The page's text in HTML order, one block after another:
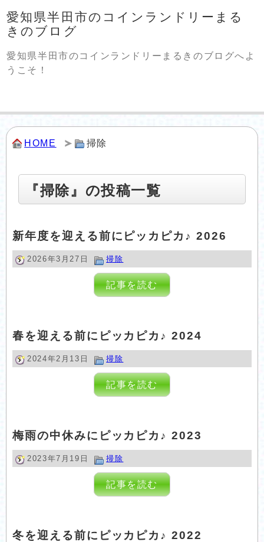
愛知県半田市のコインランドリーまる
きのブログ
愛知県半田市のコインランドリーまるきのブログへよ
うこそ！
HOME 掃除
『掃除』の投稿一覧
新年度を迎える前にピッカピカ♪ 2026
2026年3月27日 掃除
記事を読む
春を迎える前にピッカピカ♪ 2024
2024年2月13日 掃除
記事を読む
梅雨の中休みにピッカピカ♪ 2023
2023年7月19日 掃除
記事を読む
冬を迎える前にピッカピカ♪ 2022